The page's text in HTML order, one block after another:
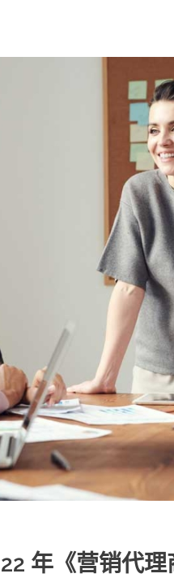
年《营销代理